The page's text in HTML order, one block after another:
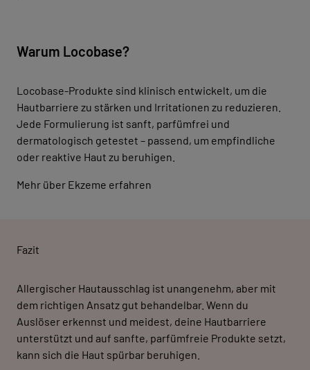
Warum Locobase?
Locobase-Produkte sind klinisch entwickelt, um die
Hautbarriere zu stärken und Irritationen zu reduzieren.
Jede Formulierung ist sanft, parfümfrei und
dermatologisch getestet – passend, um empfindliche
oder reaktive Haut zu beruhigen.
Mehr über Ekzeme erfahren
Fazit
Allergischer Hautausschlag ist unangenehm, aber mit
dem richtigen Ansatz gut behandelbar. Wenn du
Auslöser erkennst und meidest, deine Hautbarriere
unterstützt und auf sanfte, parfümfreie Produkte setzt,
kann sich die Haut spürbar beruhigen.